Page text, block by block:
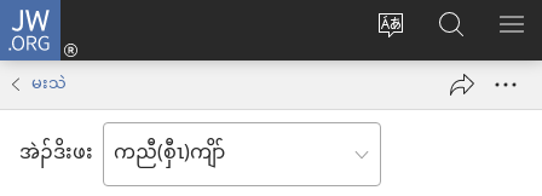
JW.ORG
ဆီ
နုာ်
လီၤ
ထီၣ်
လၢ
ဃု
JW.ORGဖျါ​​
မးသဲ
အဲၣ်​ဒိး​ဖး